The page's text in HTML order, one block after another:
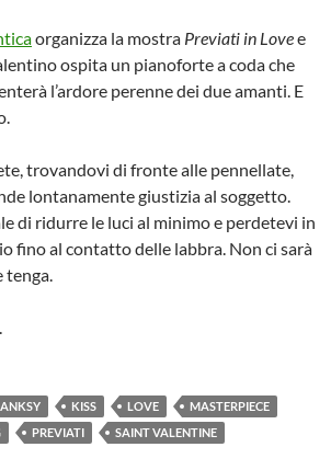
organizza la mostra Previati in Lovee
ospita un pianoforte a coda che
l’ardore perenne dei due amanti. E
trovandovi di fronte alle pennellate,
lontanamente giustizia al soggetto.
di ridurre le luci al minimo e perdetevi in
fino al contatto delle labbra. Non ci sarà
tenga.
KISS LOVE
MASTERPIECE
PREVIATI
SAINT VALENTINE